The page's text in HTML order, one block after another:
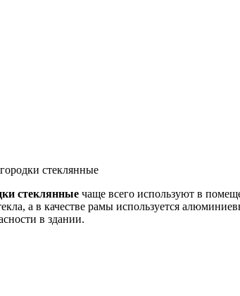
стеклянные
стеклянные чаще всего используют в
а в качестве рамы используется
в здании.